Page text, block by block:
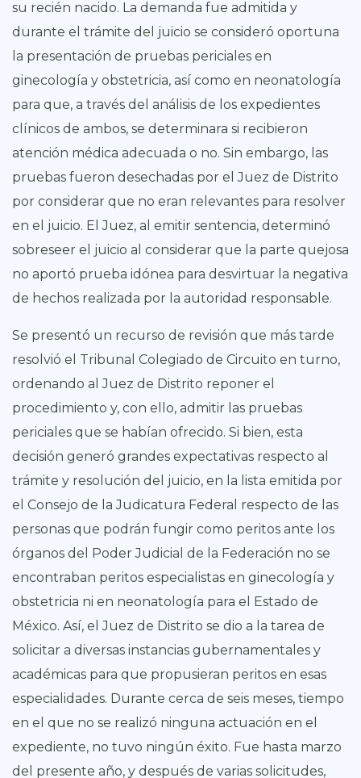
su recién nacido. La demanda fue admitida y
durante el trámite del juicio se consideró oportuna
la presentación de pruebas periciales en
ginecología y obstetricia, así como en neonatología
para que, a través del análisis de los expedientes
clínicos de ambos, se determinara si recibieron
atención médica adecuada o no. Sin embargo, las
pruebas fueron desechadas por el Juez de Distrito
por considerar que no eran relevantes para resolver
en el juicio. El Juez, al emitir sentencia, determinó
sobreseer el juicio al considerar que la parte quejosa
no aportó prueba idónea para desvirtuar la negativa
de hechos realizada por la autoridad responsable.
Se presentó un recurso de revisión que más tarde
resolvió el Tribunal Colegiado de Circuito en turno,
ordenando al Juez de Distrito reponer el
procedimiento y, con ello, admitir las pruebas
periciales que se habían ofrecido. Si bien, esta
decisión generó grandes expectativas respecto al
trámite y resolución del juicio, en la lista emitida por
el Consejo de la Judicatura Federal respecto de las
personas que podrán fungir como peritos ante los
órganos del Poder Judicial de la Federación no se
encontraban peritos especialistas en ginecología y
obstetricia ni en neonatología para el Estado de
México. Así, el Juez de Distrito se dio a la tarea de
solicitar a diversas instancias gubernamentales y
académicas para que propusieran peritos en esas
especialidades. Durante cerca de seis meses, tiempo
en el que no se realizó ninguna actuación en el
expediente, no tuvo ningún éxito. Fue hasta marzo
del presente año, y después de varias solicitudes,